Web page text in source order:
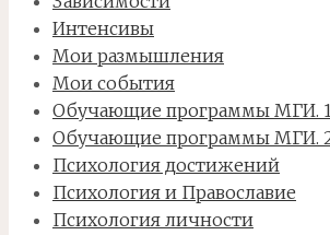
Интенсивы
Мои размышления
Мои события
Обучающие программы МГИ. 1
Обучающие программы МГИ. 2
Психология достижений
Психология и Православие
Психология личности